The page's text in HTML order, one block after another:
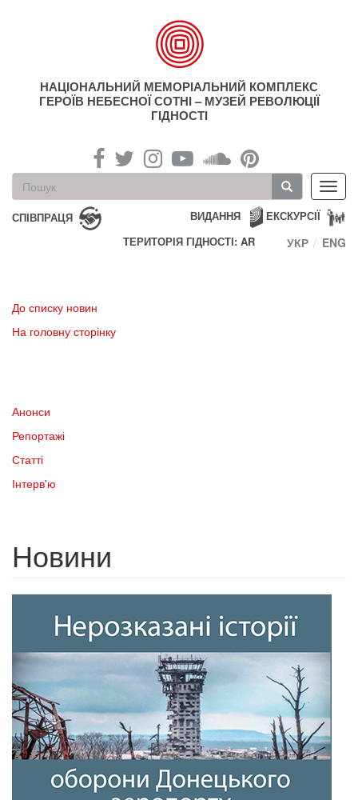
НАЦІОНАЛЬНИЙ МЕМОРІАЛЬНИЙ КОМПЛЕКС
ГЕРОЇВ НЕБЕСНОЇ СОТНІ – МУЗЕЙ РЕВОЛЮЦІЇ
ГІДНОСТІ
Пошукова
форма
Пошук
СПІВПРАЦЯ ЕКСКУРСІЇ
ВИДАННЯ
ТЕРИТОРІЯ ГІДНОСТІ: AR
УКР ENG
До списку новин
На головну сторінку
Анонси
Репортажі
Статті
Інтерв'ю
Новини